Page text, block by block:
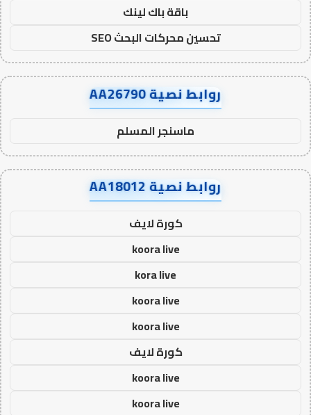
باقة باك لينك
تحسين محركات البحث SEO
روابط نصية AA26790
ماسنجر المسلم
روابط نصية AA18012
كورة لايف
koora live
kora live
koora live
koora live
كورة لايف
koora live
koora live